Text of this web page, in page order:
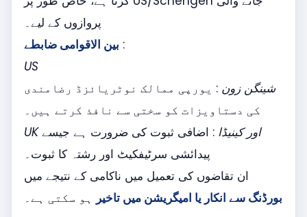
پروازوں کے لیے۔
بین الاقوامی ضابطے :
US
شینگن زون : یورپی ممالک نوٹریائزڈ رضامندی
کی دستاویزات کو سختی سے نافذ کرتے ہیں۔
UK اور کینیڈا : اضافی ثبوت کی ضرورت ہے جیسے
پیدائشی سرٹیفکیٹ اور رشتہ کا ثبوت۔
ان تقاضوں کی تعمیل میں ناکامی کے نتیجے میں
بورڈنگ سے انکار یا امیگریشن میں تاخیر ہو سکتی ہے۔